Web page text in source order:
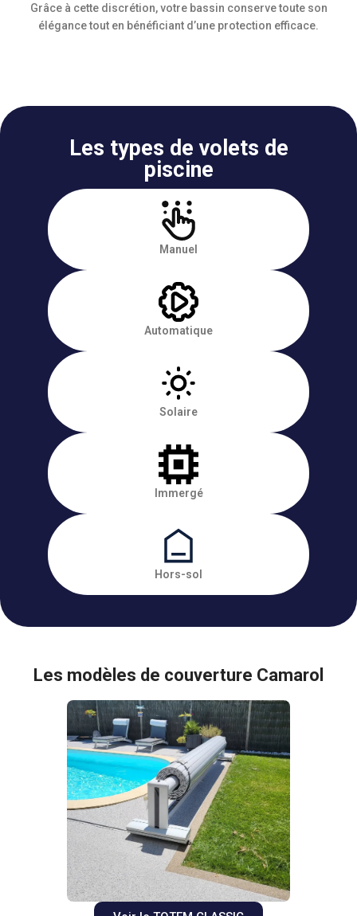
Grâce à cette discrétion, votre bassin conserve toute son
élégance tout en bénéficiant d’une protection efficace.
Les types de volets de
piscine
Manuel
Automatique
Solaire
Immergé
Hors-sol
Les modèles de couverture Camarol